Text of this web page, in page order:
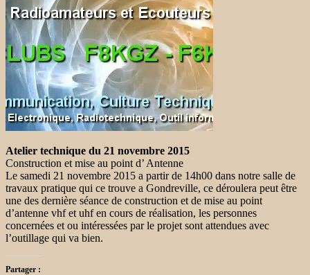
Atelier technique du 21 novembre 2015
Construction et mise au point d’ Antenne
Le samedi 21 novembre 2015 a partir de 14h00 dans notre salle de
travaux pratique qui ce trouve a Gondreville, ce déroulera peut être
une des dernière séance de construction et de mise au point
d’antenne vhf et uhf en cours de réalisation, les personnes
concernées et ou intéressées par le projet sont attendues avec
l’outillage qui va bien.
Partager :